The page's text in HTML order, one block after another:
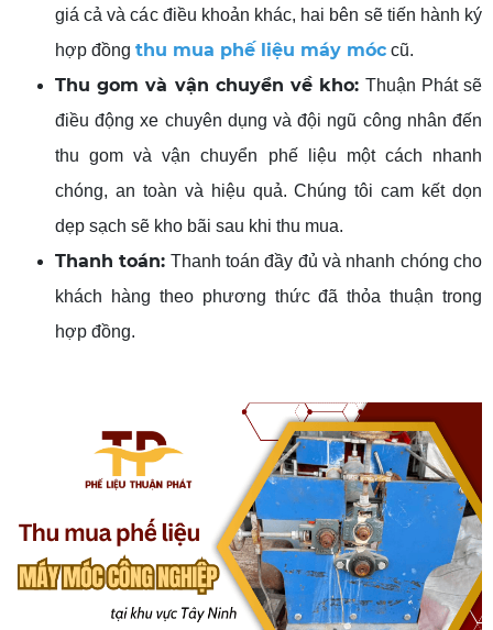
giá cả và các điều khoản khác, hai bên sẽ tiến hành ký
hợp đồng thu mua phế liệu máy móc cũ.
Thu gom và vận chuyển về kho: Thuận Phát sẽ
điều động xe chuyên dụng và đội ngũ công nhân đến
thu gom và vận chuyển phế liệu một cách nhanh
chóng, an toàn và hiệu quả. Chúng tôi cam kết dọn
dẹp sạch sẽ kho bãi sau khi thu mua.
Thanh toán: Thanh toán đầy đủ và nhanh chóng cho
khách hàng theo phương thức đã thỏa thuận trong
hợp đồng.